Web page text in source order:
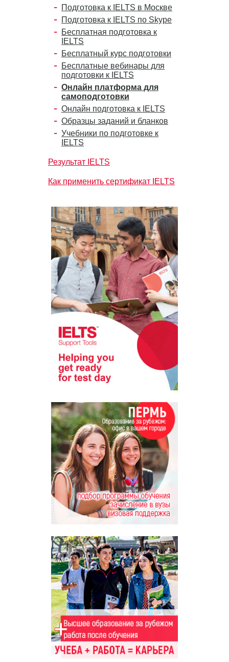
Подготовка к IELTS в Москве
Подготовка к IELTS по Skype
Бесплатная подготовка к
IELTS
Бесплатный курс подготовки
Бесплатные вебинары для
подготовки к IELTS
Онлайн платформа для
самоподготовки
Онлайн подготовка к IELTS
Образцы заданий и бланков
Учебники по подготовке к
IELTS
Результат IELTS
Как применить сертификат IELTS